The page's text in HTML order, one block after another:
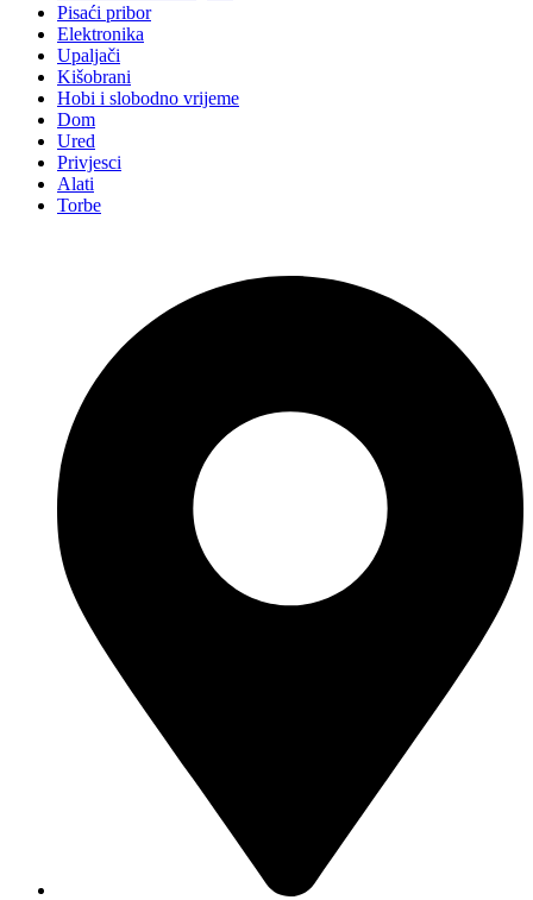
Pisaći pribor
Elektronika
Upaljači
Kišobrani
Hobi i slobodno vrijeme
Dom
Ured
Privjesci
Alati
Torbe